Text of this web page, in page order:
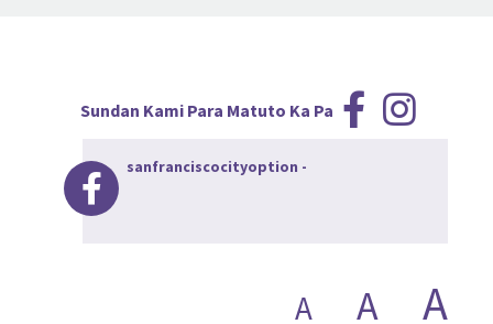
Sundan Kami Para Matuto Ka Pa
sanfranciscocityoption -
A A A